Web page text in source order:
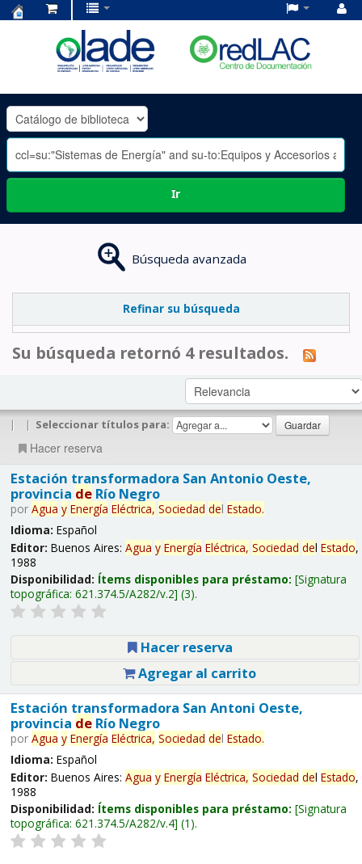
OLADE
-
Ir
Búsqueda avanzada
Refinar su búsqueda
Su búsqueda retornó 4 resultados.
| | Seleccionar títulos para:
Hacer reserva
Estación transformadora San Antonio Oeste,
provincia deRío Negro
por Agua y Energía Eléctrica, Sociedad del Estado.
Idioma: Español
Editor: Buenos Aires: Agua y Energía Eléctrica, Sociedad del Estado,
1988
Disponibilidad: Ítems disponibles para préstamo: Signatura
topográfica: 621.374.5/A282/v.2 (3).
Hacer reserva
Agregar al carrito
Estación transformadora San Antoni Oeste,
provincia deRío Negro
por Agua y Energía Eléctrica, Sociedad del Estado.
Idioma: Español
Editor: Buenos Aires: Agua y Energía Eléctrica, Sociedad del Estado,
1988
Disponibilidad: Ítems disponibles para préstamo: Signatura
topográfica: 621.374.5/A282/v.4 (1).